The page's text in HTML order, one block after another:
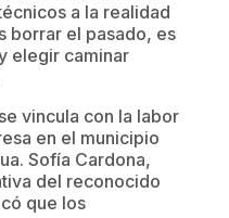
a la realidad
borrar el pasado, es
elegir caminar
vincula con la labor
en el municipio
Sofía Cardona,
del reconocido
que los